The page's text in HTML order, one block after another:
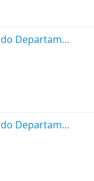
1943 - Veterinária (Chefe do Departamento)
1944 - Veterinária (Chefe do Departamento)